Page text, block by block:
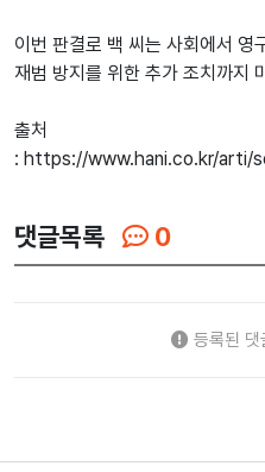
이번 판결로 백 씨는 사회에서 영
재범 방지를 위한 추가 조치까지
출처
: https://www.hani.co.kr/arti/
댓글목록 0
등록된 댓